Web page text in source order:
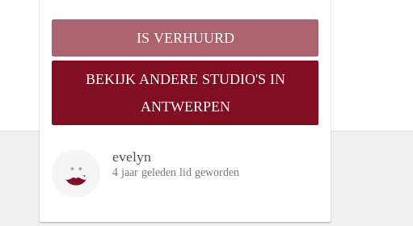
IS VERHUURD
BEKIJK ANDERE STUDIO'S IN
ANTWERPEN
evelyn
4 jaar geleden lid geworden